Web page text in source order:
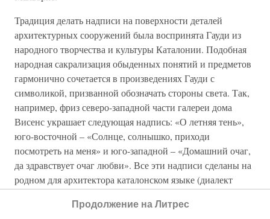
Традиция делать надписи на поверхности деталей
архитектурных сооружений была воспринята Гауди из
народного творчества и культуры Каталонии. Подобная
народная сакрализация обыденных понятий и предметов
гармонично сочетается в произведениях Гауди с
символикой, призванной обозначать стороны света. Так,
например, фриз северо-западной части галереи дома
Висенс украшает следующая надпись: «О летняя тень»,
юго-восточной – «Солнце, солнышко, приходи
посмотреть на меня» и юго-западной – «Домашний очаг,
да здравствует очаг любви». Все эти надписи сделаны на
родном для архитектора каталонском языке (диалект
района Реуса).
Продолжение на Литрес